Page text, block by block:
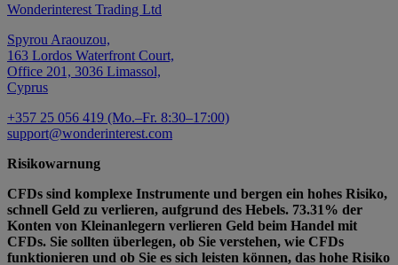
Wonderinterest Trading Ltd
Spyrou Araouzou,
163 Lordos Waterfront Court,
Office 201, 3036 Limassol,
Cyprus
+357 25 056 419 (Mo.–Fr. 8:30–17:00)
support@wonderinterest.com
Risikowarnung
CFDs sind komplexe Instrumente und bergen ein hohes Risiko,
schnell Geld zu verlieren, aufgrund des Hebels. 73.31% der
Konten von Kleinanlegern verlieren Geld beim Handel mit
CFDs. Sie sollten überlegen, ob Sie verstehen, wie CFDs
funktionieren und ob Sie es sich leisten können, das hohe Risiko